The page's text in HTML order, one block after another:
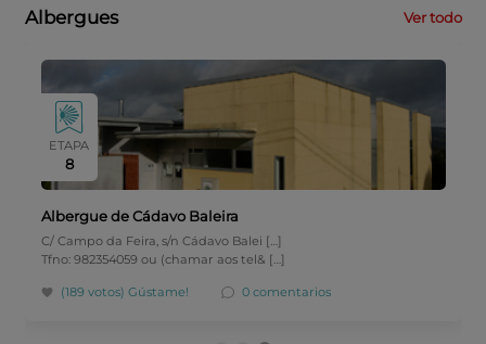
Albergues Ver todo
ETAPA
8
Albergue de Cádavo Baleira
C/ Campo da Feira, s/n Cádavo Balei […]
Tfno: 982354059 ou (chamar aos tel& […]
(189 votos)Gústame! 0 comentarios